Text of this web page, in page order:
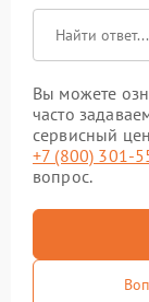
Вы можете
часто
сервисный
+7 (800) 301-
вопрос.